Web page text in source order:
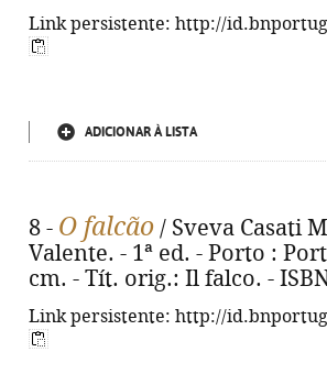
Link persistente: http://
ADICIONAR À LISTA
8 - O falcão / Sveva Casati
Valente. - 1ª ed. - Porto :
cm. - Tít. orig.: Il falco. -
Link persistente: http://